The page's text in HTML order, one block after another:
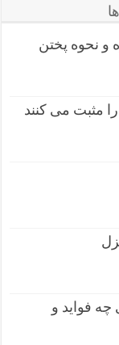
و نحوه پختن
مثبت می کنند
فواید و